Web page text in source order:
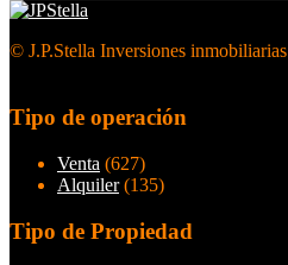
© J.P.Stella Inversiones inmobiliarias
Tipo de operación
Venta (627)
Alquiler(135)
Tipo de Propiedad